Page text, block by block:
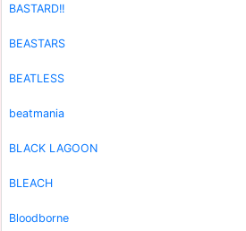
BASTARD!!
BEASTARS
BEATLESS
beatmania
BLACK LAGOON
BLEACH
Bloodborne